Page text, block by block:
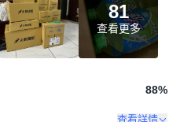
81
查看更多
88%
查看詳情